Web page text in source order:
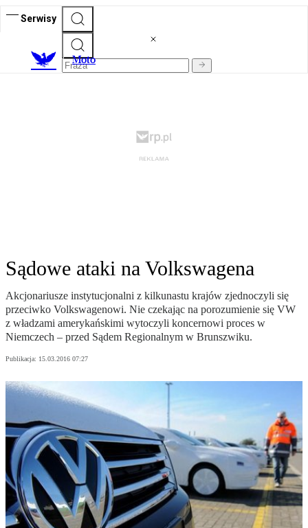
Serwisy
Moto
Sądowe ataki na Volkswagena
Akcjonariusze instytucjonalni z kilkunastu krajów zjednoczyli się
przeciwko Volkswagenowi. Nie czekając na porozumienie się VW
z władzami amerykańskimi wytoczyli koncernowi proces w
Niemczech – przed Sądem Regionalnym w Brunszwiku.
Publikacja: 15.03.2016 07:27